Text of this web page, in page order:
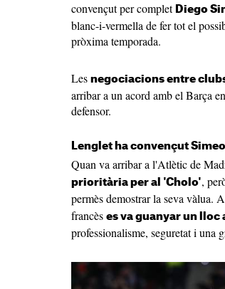
convençut per complet Diego
blanc-i-vermella de fer tot el
pròxima temporada.
Les negociacions entre
arribar a un acord amb el Barça
defensor.
Lenglet ha convençut
Quan va arribar a l'Atlètic de
prioritària per al 'Cholo',
permès demostrar la seva vàlua.
francès es va guanyar un lloc
professionalisme, seguretat i una